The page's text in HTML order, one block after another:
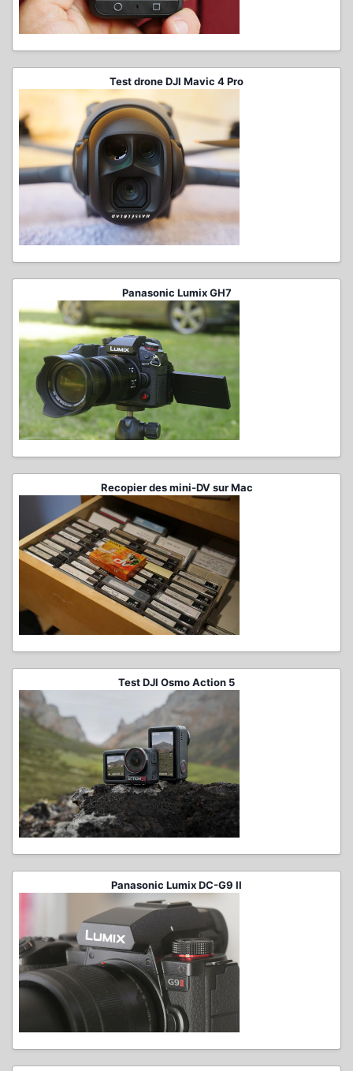
Test drone DJI Mavic 4 Pro
Panasonic Lumix GH7
Recopier des mini-DV sur Mac
Test DJI Osmo Action 5
Panasonic Lumix DC-G9 II